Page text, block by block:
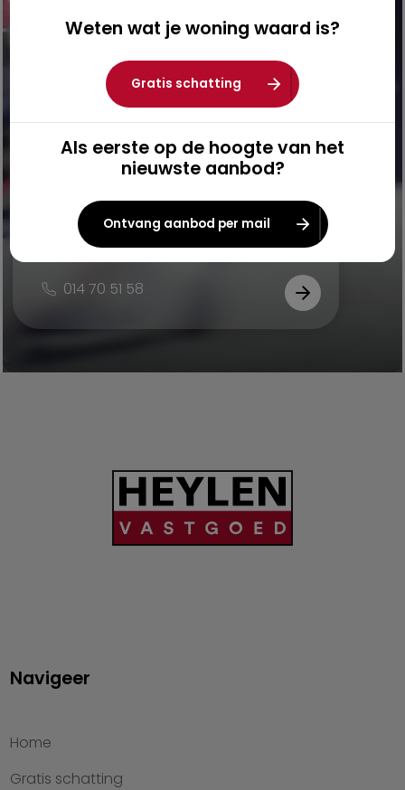
Weten wat je woning waard is?
Gratis schatting
Als eerste op de hoogte van het
nieuwste aanbod?
Ontvang aanbod per mail
Al onze kantoren
Herentals
Grote Markt 8-10, 2200 Herentals
014 70 51 58
Navigeer
Home
Gratis schatting